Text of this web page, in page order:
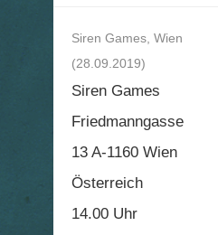
Siren Games, Wien
(28.09.2019)
Siren Games
Friedmanngasse
13 A-1160 Wien
Österreich
14.00 Uhr